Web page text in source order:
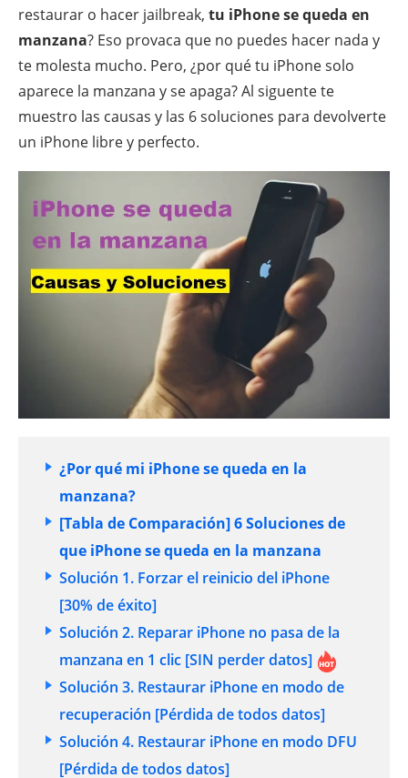
restaurar o hacer jailbreak, tu iPhone se queda en
manzana? Eso provaca que no puedes hacer nada y
te molesta mucho. Pero, ¿por qué tu iPhone solo
aparece la manzana y se apaga? Al siguente te
muestro las causas y las 6 soluciones para devolverte
un iPhone libre y perfecto.
¿Por qué mi iPhone se queda en la
manzana?
[Tabla de Comparación] 6 Soluciones de
que iPhone se queda en la manzana
Solución 1. Forzar el reinicio del iPhone
[30% de éxito]
Solución 2. Reparar iPhone no pasa de la
manzana en 1 clic [SIN perder datos]
Solución 3. Restaurar iPhone en modo de
recuperación [Pérdida de todos datos]
Solución 4. Restaurar iPhone en modo DFU
[Pérdida de todos datos]